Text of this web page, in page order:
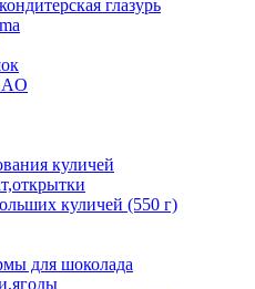
глазурь
куличей
куличей (550 г)
для шоколада